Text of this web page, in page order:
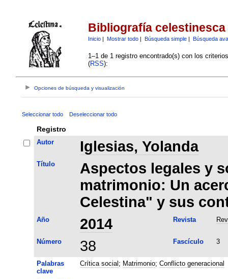
Bibliografía celestinesca
Inicio| Mostrar todo| Búsqueda simple| Búsqueda
1–1 de 1 registro encontrado(s) con los
(RSS):
Opciones de búsqueda y visualización
Seleccionar todo Deseleccionar todo
Registro
Autor Iglesias, Yolanda
Título
Aspectos legales y
matrimonio: Un
Celestina" y sus
Año 2014 Revista
Número 38 Fascículo 3
Palabras
clave
Crítica social ; Matrimonio; Conflicto generacional